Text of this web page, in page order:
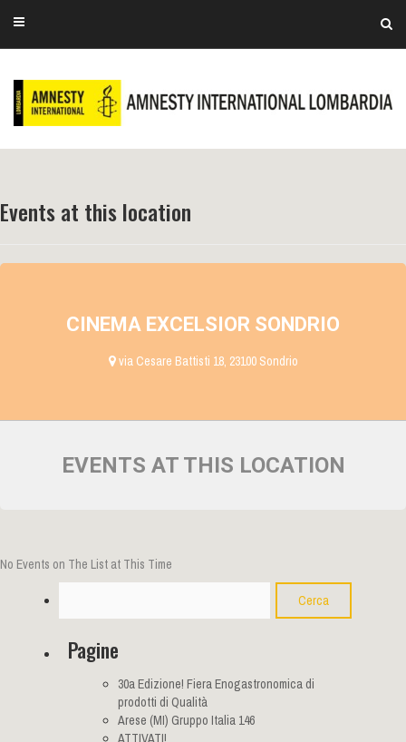
Events at this location
CINEMA EXCELSIOR SONDRIO
via Cesare Battisti 18, 23100 Sondrio
EVENTS AT THIS LOCATION
No Events on The List at This Time
Pagine
30a Edizione! Fiera Enogastronomica di
prodotti di Qualità
Arese (MI) Gruppo Italia 146
ATTIVATI!